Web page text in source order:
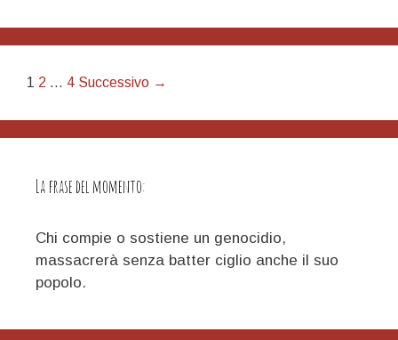
Navigazione
1 2 … 4 Successivo →
La frase del momento:
Chi compie o sostiene un genocidio,
massacrerà senza batter ciglio anche il suo
popolo.